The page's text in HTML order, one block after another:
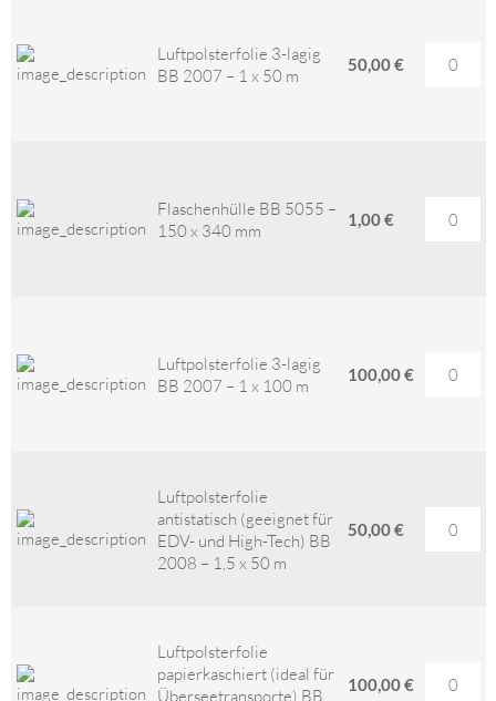
Luftpolsterfolie 3-lagig
BB 2007 – 1 x 50 m
50,00 €
Flaschenhülle BB 5055 –
150 x 340 mm
1,00 €
Luftpolsterfolie 3-lagig
BB 2007 – 1 x 100 m
100,00 €
Luftpolsterfolie
antistatisch (geeignet für
EDV- und High-Tech) BB
2008 – 1,5 x 50 m
50,00 €
Luftpolsterfolie
papierkaschiert (ideal für
Überseetransporte) BB
100,00 €